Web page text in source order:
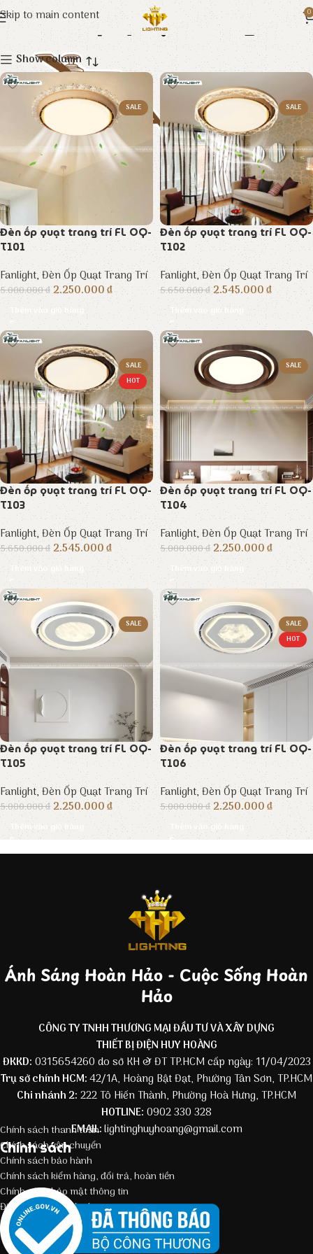
Skip to main content 0
Đèn Ốp Quạt Trang Trí
Show column
SALE
Đèn ốp quạt trang trí FL OQ-
T101
Fanlight,Đèn Ốp Quạt Trang Trí
5.000.000₫ 2.250.000₫
Thêm vào giỏ hàng
SALE
Đèn ốp quạt trang trí FL OQ-
T102
Fanlight,Đèn Ốp Quạt Trang Trí
5.650.000₫2.545.000₫
Thêm vào giỏ hàng
SALE
HOT
Đèn ốp quạt trang trí FL OQ-
T103
Fanlight,Đèn Ốp Quạt Trang Trí
5.650.000₫ 2.545.000₫
Thêm vào giỏ hàng
SALE
Đèn ốp quạt trang trí FL OQ-
T104
Fanlight,Đèn Ốp Quạt Trang Trí
5.000.000₫ 2.250.000₫
Thêm vào giỏ hàng
SALE
Đèn ốp quạt trang trí FL OQ-
T105
Fanlight,Đèn Ốp Quạt Trang Trí
5.000.000₫ 2.250.000₫
Thêm vào giỏ hàng
SALE
HOT
Đèn ốp quạt trang trí FL OQ-
T106
Fanlight,Đèn Ốp Quạt Trang Trí
5.000.000₫ 2.250.000₫
Thêm vào giỏ hàng
Ánh Sáng Hoàn Hảo - Cuộc Sống Hoàn
Hảo
CÔNG TY TNHH THƯƠNG MẠI ĐẦU TƯ VÀ XÂY DỰNG
THIẾT BỊ ĐIỆN HUY HOÀNG
ĐKKD: 0315654260 do sở KH & ĐT TP.HCM cấp ngày: 11/04/2023
Trụ sở chính HCM:42/1A, Hoàng Bật Đạt, Phường Tân Sơn, TP.HCM
Chi nhánh 2: 222 Tô Hiến Thành, Phường Hoà Hưng, TP.HCM
HOTLINE: 0902 330 328
EMAIL:lightinghuyhoang@gmail.com
Chính sách
Chính sách thanh toán
Chính sách vận chuyển
Chính sách bảo hành
Chính sách kiểm hàng, đổi trả, hoàn tiền
Chính sách bảo mật thông tin
Điều kiện giao dịch chung